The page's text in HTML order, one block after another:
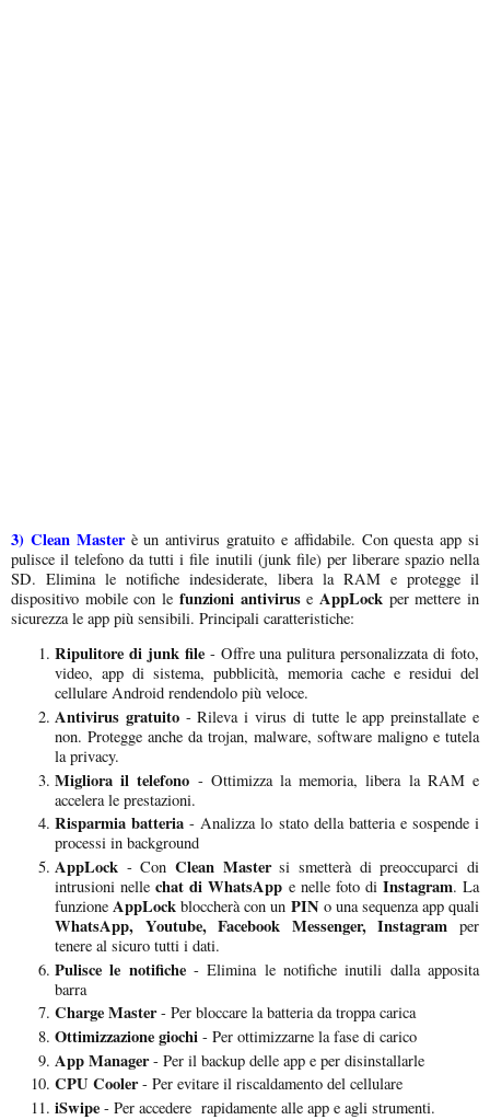
3) Clean Masterè un antivirus gratuito e affidabile. Con questa app si
pulisce il telefono da tutti i file inutili (junk file) per liberare spazio nella
SD. Elimina le notifiche indesiderate, libera la RAM e protegge il
dispositivo mobile con le funzioni antiviruse AppLockper mettere in
sicurezza le app più sensibili. Principali caratteristiche:
Ripulitore di junk file- Offre una pulitura personalizzata di foto,
video, app di sistema, pubblicità, memoria cache e residui del
cellulare Android rendendolo più veloce.
Antivirus gratuito- Rileva i virus di tutte le app preinstallate e
non. Protegge anche da trojan, malware, software maligno e tutela
la privacy.
Migliora il telefono - Ottimizza la memoria, libera la RAM e
accelera le prestazioni.
Risparmia batteria - Analizza lo stato della batteria e sospende i
processi in background
AppLock - Con Clean Mastersi smetterà di preoccuparci di
intrusioni nelle chat di WhatsApp e nelle foto diInstagram. La
funzione AppLock bloccherà con un PIN o una sequenza app quali
WhatsApp, Youtube, Facebook Messenger, Instagram per
tenere al sicuro tutti i dati.
Pulisce le notifiche- Elimina le notifiche inutili dalla apposita
barra
Charge Master- Per bloccare la batteria da troppa carica
Ottimizzazione giochi - Per ottimizzarne la fase di carico
App Manager- Per il backup delle app e per disinstallarle
CPU Cooler- Per evitare il riscaldamento del cellulare
iSwipe - Per accedere rapidamente alle app e agli strumenti.